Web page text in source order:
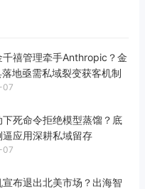
千禧管理牵手Anthropic？金
地亟需私域裂变获客机制
07
下死命令拒绝模型蒸馏？底
逼应用深耕私域留存
07
布退出北美市场？出海智